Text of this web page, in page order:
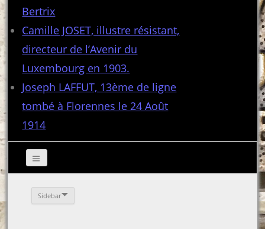
Bertrix
Camille JOSET, illustre résistant,
directeur de l’Avenir du
Luxembourg en 1903.
Joseph LAFFUT, 13ème de ligne
tombé à Florennes le 24 Août
1914
Sidebar